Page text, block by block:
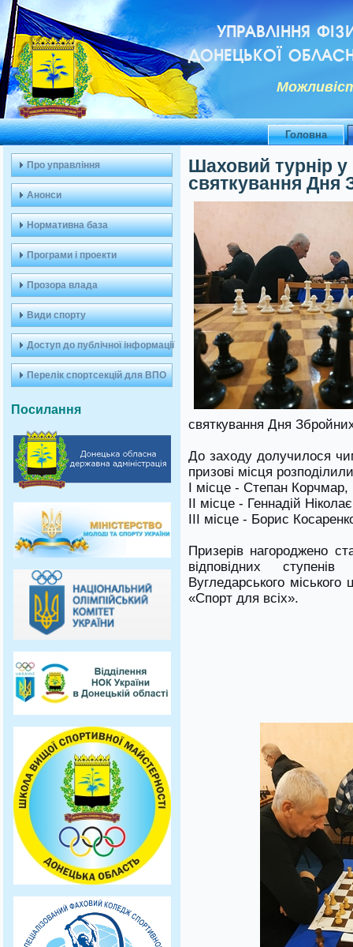
УПРАВЛІННЯ
ДОНЕЦЬКОЇ
Головна
Про управління
Анонси
Нормативна база
Програми і проекти
Прозора влада
Види спорту
Доступ до публічної інформації
Перелік спортсекцій для ВПО
Посилання
Шаховий турнір у
святкування Дня
святкування Дня
До заходу долучилося
призові місця
І місце - Степан Корчмар,
ІІ місце - Геннадій
ІІІ місце - Борис
Призерів нагороджено
відповідних
Вугледарського міського
«Спорт для всіх».